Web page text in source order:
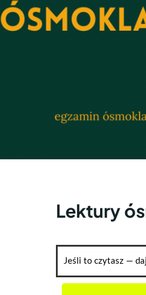
Lektury
Jeśli to czytasz —